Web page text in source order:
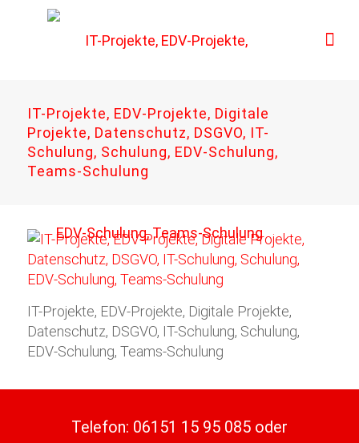
IT-Projekte, EDV-Projekte, Digitale
Projekte, Datenschutz, DSGVO, IT-
Schulung, Schulung, EDV-Schulung,
Teams-Schulung
IT-Projekte, EDV-Projekte, Digitale Projekte,
Datenschutz, DSGVO, IT-Schulung, Schulung,
EDV-Schulung, Teams-Schulung
Telefon: 06151 15 95 085 oder